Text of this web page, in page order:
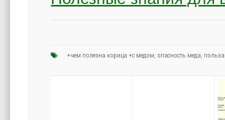
+чем полезна корица +с медом, опасность меда,